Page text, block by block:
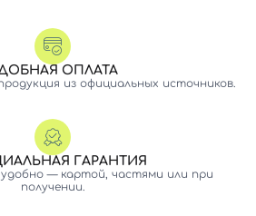
ОПЛАТА
из официальных источников.
ГАРАНТИЯ
— картой, частями или при
получении.